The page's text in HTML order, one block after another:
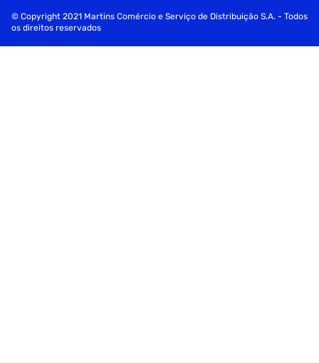
© Copyright 2021 Martins Comércio e Serviço de Distribuição S.A. - Todos
os direitos reservados